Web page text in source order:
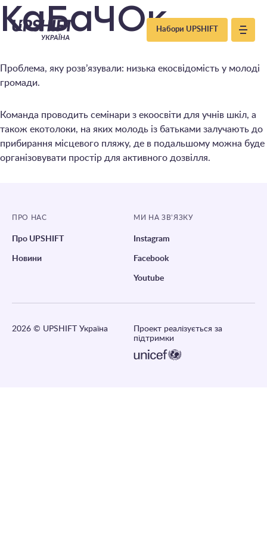
Upshift
–
Україна
Набори UPSHIFT
КаБаЧОк
Проблема, яку розв’язували: низька екосвідомість у молоді
громади.
Команда проводить семінари з екоосвіти для учнів шкіл, а
також екотолоки, на яких молодь із батьками залучають до
прибирання місцевого пляжу, де в подальшому можна буде
організовувати простір для активного дозвілля.
ПРО НАС
Про UPSHIFT
Новини
МИ НА ЗВ’ЯЗКУ
Instagram
Facebook
Youtube
2026 © UPSHIFT Україна
Проект реалізується за
підтримки